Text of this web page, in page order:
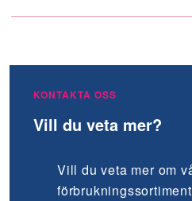
KONTAKTA OSS
Vill du veta mer?
Vill du veta mer om